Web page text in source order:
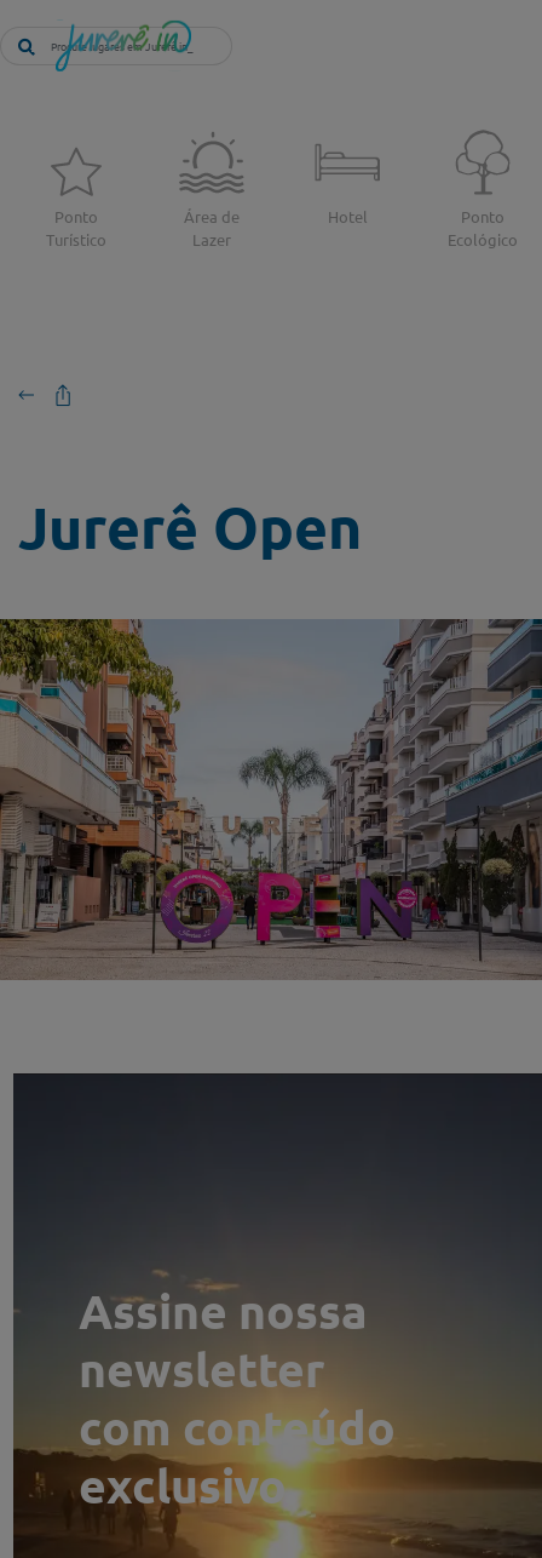
Ponto
Turístico
Área de
Lazer
Hotel
Ponto
Ecológico
Jurerê Open
Assine nossa
newsletter
com conteúdo
exclusivo.